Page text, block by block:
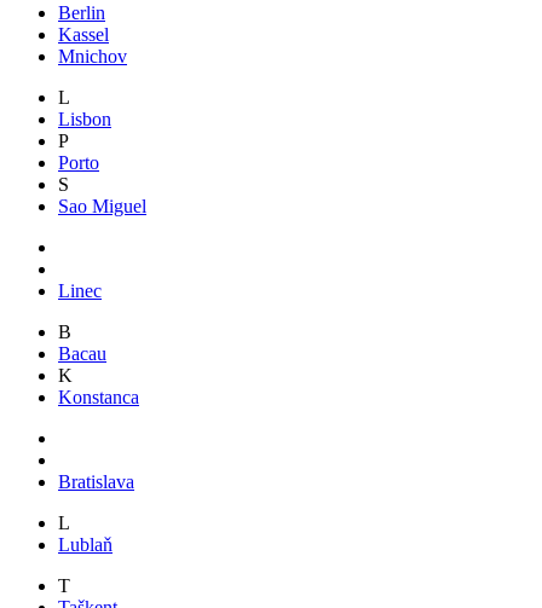
Berlin
Kassel
Mnichov
L
Lisbon
P
Porto
S
Sao Miguel
Linec
B
Bacau
K
Konstanca
Bratislava
L
Lublaň
T